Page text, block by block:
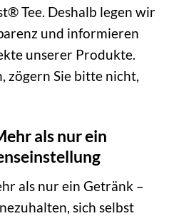
Tee. Deshalb legen wir
und informieren
unserer Produkte.
zögern Sie bitte nicht,
als nur ein
als nur ein Getränk –
sich selbst